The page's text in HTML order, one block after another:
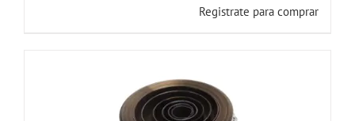
Registrate para comprar